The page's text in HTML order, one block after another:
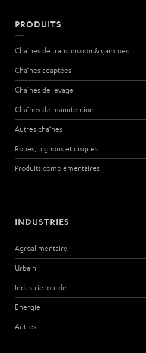
PRODUITS
Chaînes de transmission & gammes
Chaînes adaptées
Chaînes de levage
Chaînes de manutention
Autres chaînes
Roues, pignons et disques
Produits complémentaires
INDUSTRIES
Agroalimentaire
Urbain
Industrie lourde
Energie
Autres